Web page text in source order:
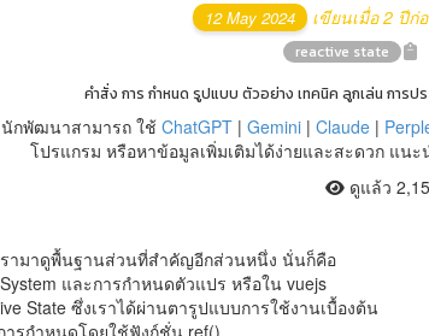
12 May 2024 เขียนเมื่อ 2 ปีก่
reactive state
คำสั่ง การ กำหนด รูปแบบ ตัวอย่าง เทคนิค ลูกเล่น การป
กพัฒนาสามารถ ใช้ ChatGPT| Gemini| Claude|
โปรแกรม หรือหาข้อมูลเพิ่มเติมได้ง่ายและสะดวก แน
ดูแล้ว
รามาดูพื้นฐานส่วนที่สำคัญอีกส่วนหนึ่ง นั่นก็คือ
และการกำหนดตัวแปร หรือใน vuejs
State ซึ่งเราได้ผ่านตารูปแบบการใช้งานเบื้องต้น